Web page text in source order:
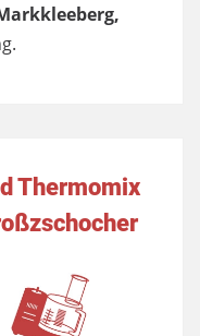
Thermomix